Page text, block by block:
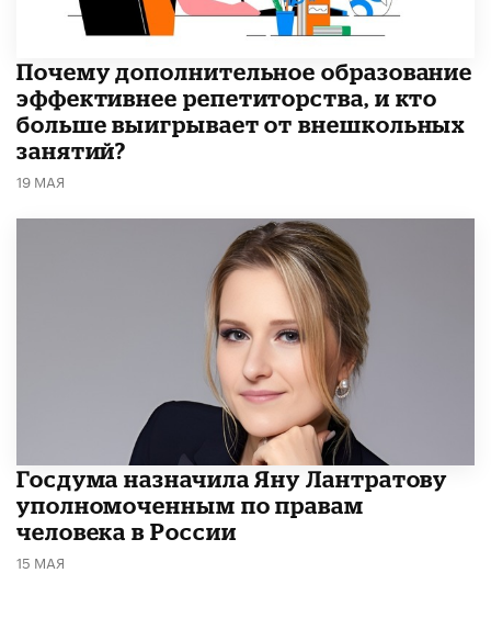
​Почему дополнительное образование
эффективнее репетиторства, и кто
больше выигрывает от внешкольных
занятий?
19 МАЯ
Госдума назначила Яну Лантратову
уполномоченным по правам
человека в России
15 МАЯ